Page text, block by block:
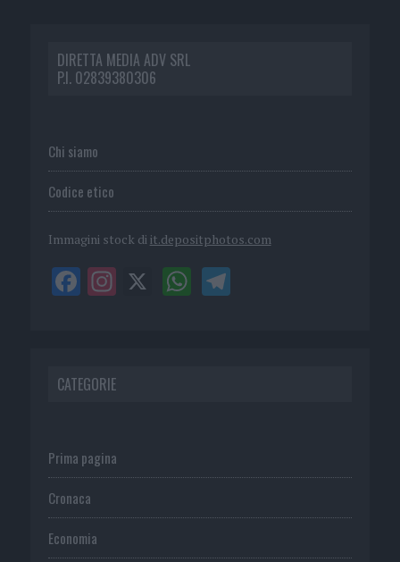
DIRETTA MEDIA ADV SRL
P.I. 02839380306
Chi siamo
Codice etico
Immagini stock di it.depositphotos.com
CATEGORIE
Prima pagina
Cronaca
Economia